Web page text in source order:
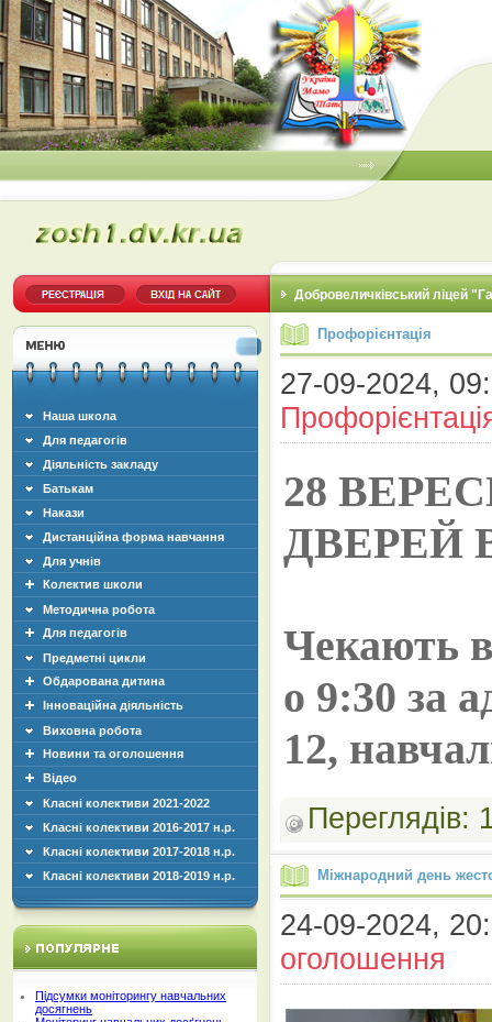
Добровеличківський ліцей
Наша школа
Для педагогів
Діяльність закладу
Батькам
Накази
Дистанційна форма навчання
Для учнів
Колектив школи
Методична робота
Для педагогів
Предметні цикли
Обдарована дитина
Інноваційна діяльність
Виховна робота
Новини та оголошення
Відео
Класні колективи 2021-2022
Класні колективи 2016-2017 н.р.
Класні колективи 2017-2018 н.р.
Класні колективи 2018-2019 н.р.
Підсумки моніторингу навчальних
досягнень
Профорієнтація
27-09-2024,
28
ДВЕРЕЙ
Чекають
о 9:30 за
12,
Міжнародний день
24-09-2024,
оголошення